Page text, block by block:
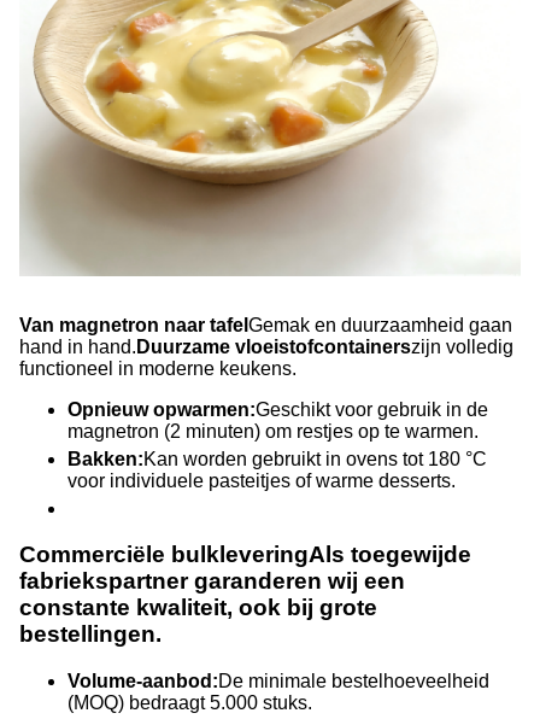
Van magnetron naar tafel Gemak en duurzaamheid gaan
hand in hand. Duurzame vloeistofcontainerszijn volledig
functioneel in moderne keukens.
Opnieuw opwarmen:Geschikt voor gebruik in de
magnetron (2 minuten) om restjes op te warmen.
Bakken:Kan worden gebruikt in ovens tot 180 °C
voor individuele pasteitjes of warme desserts.
Commerciële bulkleveringAls toegewijde
fabriekspartner garanderen wij een
constante kwaliteit, ook bij grote
bestellingen.
Volume-aanbod:De minimale bestelhoeveelheid
(MOQ) bedraagt ​​5.000 stuks.